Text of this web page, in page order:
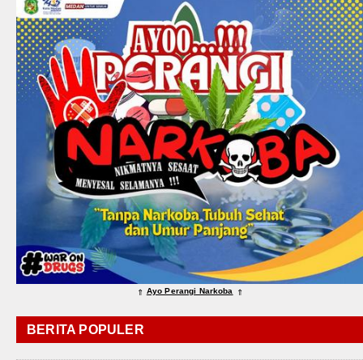
⇑ Ayo Perangi Narkoba ⇑
BERITA POPULER